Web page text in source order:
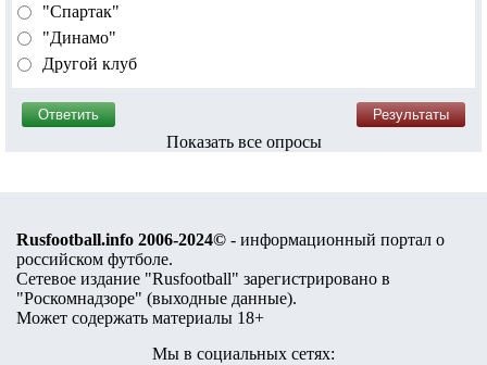
"Спартак"
"Динамо"
Другой клуб
Показать все опросы
Rusfootball.info 2006-2024© - информационный портал о
российском футболе.
Сетевое издание "Rusfootball" зарегистрировано в
"Роскомнадзоре" (выходные данные).
Может содержать материалы 18+
Мы в социальных сетях: